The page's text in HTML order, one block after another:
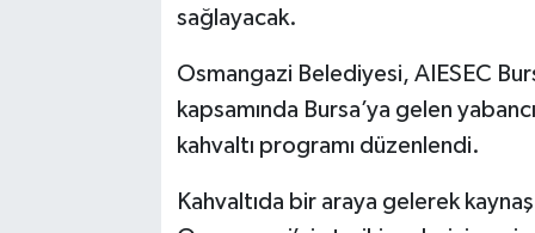
sağlayacak.
Osmangazi Belediyesi, AIESEC
kapsamında Bursa’ya gelen
kahvaltı programı düzenlendi.
Kahvaltıda bir araya gelerek